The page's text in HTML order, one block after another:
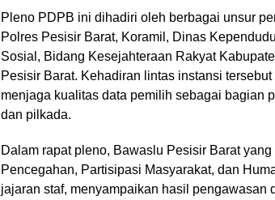
Pleno PDPB ini dihadiri oleh berbagai unsur
Polres Pesisir Barat, Koramil, Dinas
Sosial, Bidang Kesejahteraan Rakyat
Pesisir Barat. Kehadiran lintas instansi
menjaga kualitas data pemilih sebagai bagian
dan pilkada.
Dalam rapat pleno, Bawaslu Pesisir Barat
Pencegahan, Partisipasi Masyarakat, dan
jajaran staf, menyampaikan hasil pengawasan